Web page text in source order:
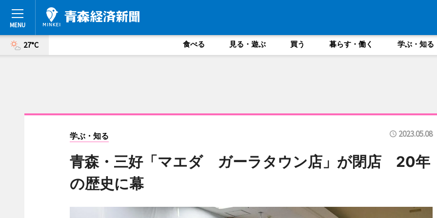
27°C 食べる 見る・遊ぶ 買う 暮らす・働く 学ぶ・知る
学ぶ・知る 2023.05.08
青森・三好「マエダ ガーラタウン店」が閉店 20年
の歴史に幕